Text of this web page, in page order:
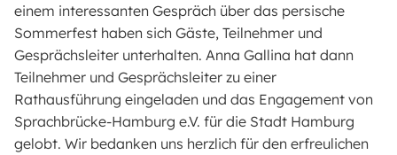
einem interessanten Gespräch über das persische
Sommerfest haben sich Gäste, Teilnehmer und
Gesprächsleiter unterhalten. Anna Gallina hat dann
Teilnehmer und Gesprächsleiter zu einer
Rathausführung eingeladen und das Engagement von
Sprachbrücke-Hamburg e.V. für die Stadt Hamburg
gelobt. Wir bedanken uns herzlich für den erfreulichen